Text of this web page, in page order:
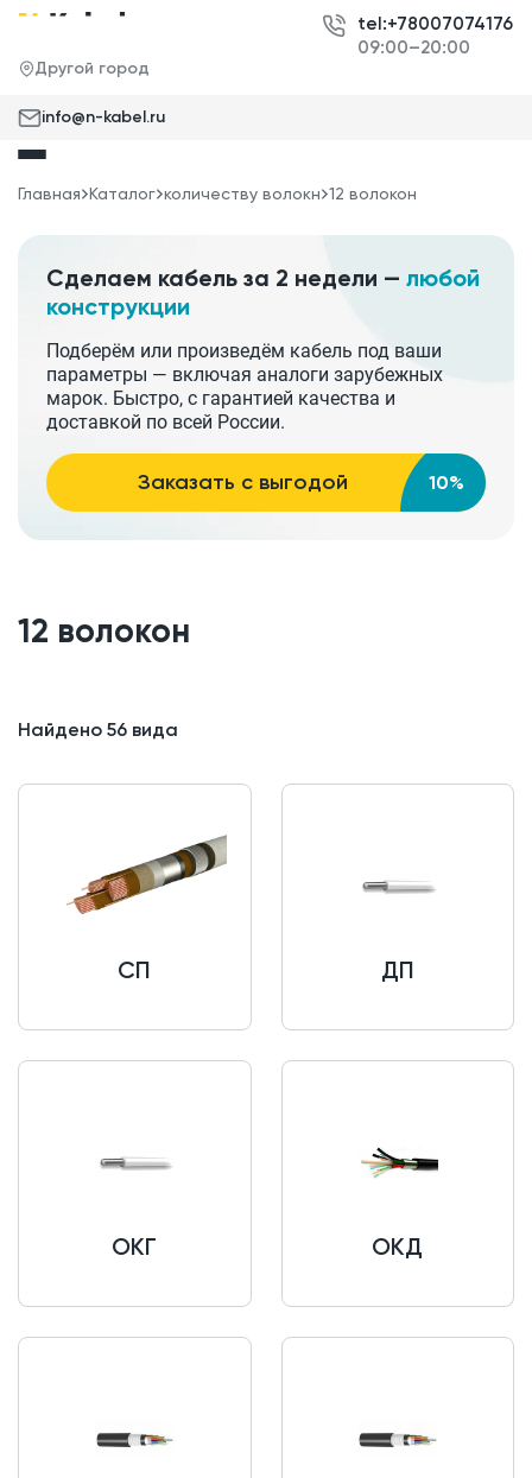
Другой город
tel:+78007074176
09:00–20:00
info@n-kabel.ru
Главная Каталог количеству волокн 12 волокон
Сделаем кабель за 2 недели — любой
конструкции
Подберём или произведём кабель под ваши
параметры — включая аналоги зарубежных
марок. Быстро, с гарантией качества и
доставкой по всей России.
Заказать с выгодой 10%
12 волокон
Найдено 56 вида
СП ДП
ОКГ ОКД